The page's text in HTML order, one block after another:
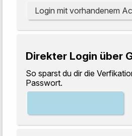
Login mit vorhandenem
Direkter Login über
So sparst du dir die
Passwort.